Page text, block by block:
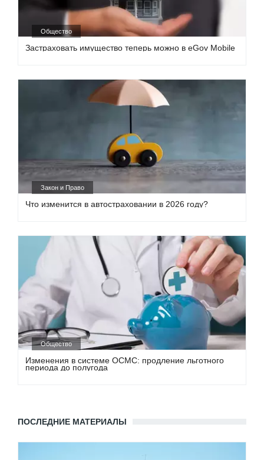
Общество
Застраховать имущество теперь можно в eGov Mobile
Закон и Право
Что изменится в автостраховании в 2026 году?
Общество
Изменения в системе ОСМС: продление льготного
периода до полугода
ПОСЛЕДНИЕ МАТЕРИАЛЫ